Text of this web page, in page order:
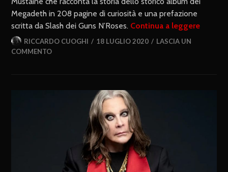
Megadeth in 208 pagine di curiosità e una prefazione
scritta da Slash dei Guns N’Roses. Continua a leggere
RICCARDO CUOGHI 18 LUGLIO 2020
LASCIA UN
COMMENTO